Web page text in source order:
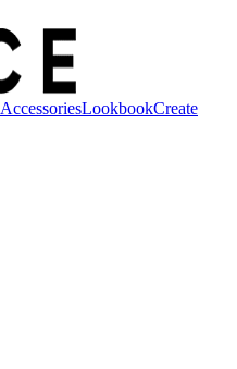
AccessoriesLookbookCreate